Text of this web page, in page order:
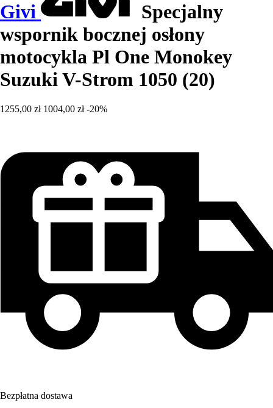
Givi
Specjalny
wspornik bocznej osłony
motocykla Pl One Monokey
Suzuki V-Strom 1050 (20)
1255,00 zł 1004,00 zł -20%
Bezpłatna dostawa